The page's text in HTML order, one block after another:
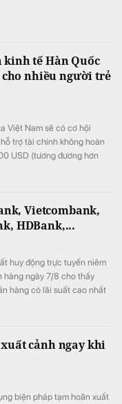
kinh tế Hàn Quốc
cho nhiều người trẻ
Việt Nam sẽ có cơ hội
trợ tài chính không hoàn
USD (tương đương hơn
Vietcombank,
HDBank,...
huy động trực tuyến niêm
hàng ngày 7/8 cho thấy
hàng có lãi suất cao nhất
cảnh ngay khi
biện pháp tạm hoãn xuất